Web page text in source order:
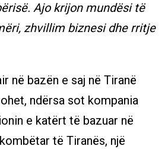
Ajo krijon mundësi të
zhvillim biznesi dhe rritje
në bazën e saj në Tiranë
ndërsa sot kompania
e katërt të bazuar në
të Tiranës, një